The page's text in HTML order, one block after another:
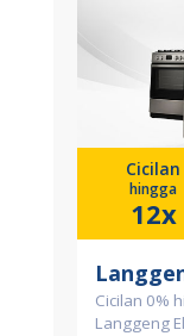
Cicilan
hingga
12x
Cicilan 0%
Langgeng